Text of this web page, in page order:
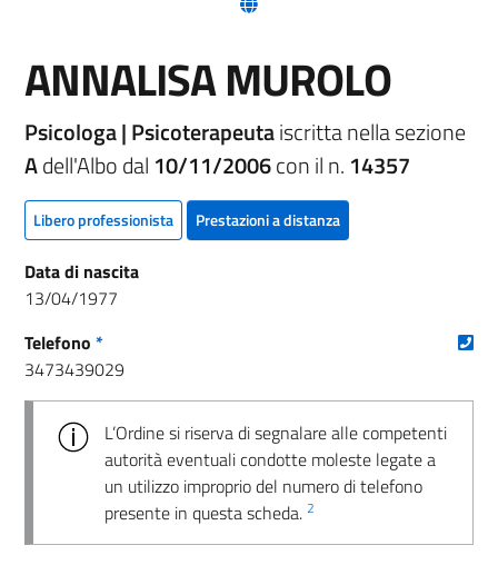
ANNALISA MUROLO
Psicologa | Psicoterapeutaiscritta nella sezione
Adell'Albo dal 10/11/2006con il n. 14357
Libero professionista Prestazioni a distanza
Data di nascita
13/04/1977
Telefono *
3473439029
L’Ordine si riserva di segnalare alle competenti
autorità eventuali condotte moleste legate a
un utilizzo improprio del numero di telefono
presente in questa scheda. 2